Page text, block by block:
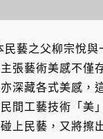
民藝之父柳宗悅與
張藝術美感不僅
深藏各式美感，
間工藝技術「美
上民藝，又將擦